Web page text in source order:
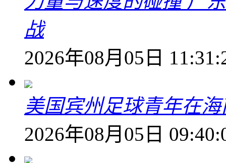
战
2026年08月05日
美国宾州足球青年在
2026年08月05日